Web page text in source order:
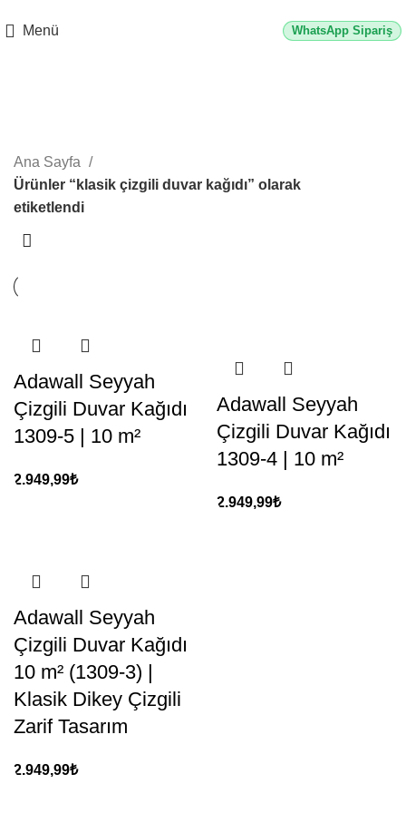
Menü WhatsApp Sipariş
Kategoriler
Ana Sayfa
Ürünler “klasik çizgili duvar kağıdı” olarak
etiketlendi
Adawall Seyyah
Çizgili Duvar Kağıdı
1309-5 | 10 m²
2.949,99₺
Adawall Seyyah
Çizgili Duvar Kağıdı
1309-4 | 10 m²
2.949,99₺
Adawall Seyyah
Çizgili Duvar Kağıdı
10 m² (1309-3) |
Klasik Dikey Çizgili
Zarif Tasarım
2.949,99₺